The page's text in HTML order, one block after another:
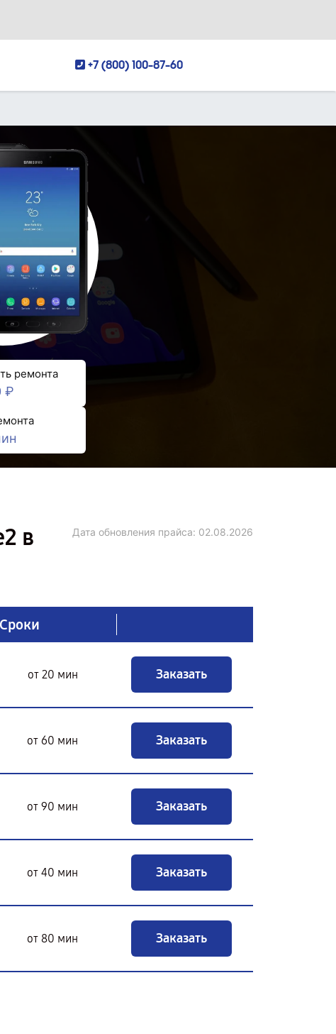
+7 (800) 100-87-60
ремонта
₽
в
Дата обновления прайса: 02.08.2026
Сроки
от 20 мин Заказать
от 60 мин Заказать
от 90 мин Заказать
от 40 мин Заказать
от 80 мин Заказать